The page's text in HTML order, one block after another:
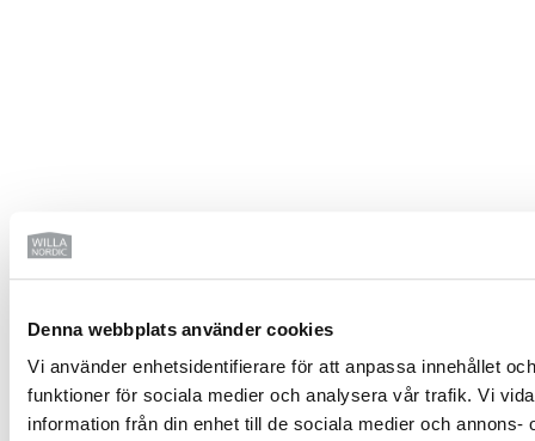
Denna webbplats använder cookies
Vi använder enhetsidentifierare för att anpassa innehållet
funktioner för sociala medier och analysera vår trafik. Vi
information från din enhet till de sociala medier och